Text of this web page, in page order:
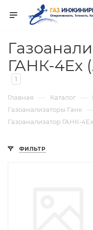
ГАНК-4Ex
1
Главная — Каталог —
Газоанализаторы Ганк
Газоанализатор ГАНК-
ФИЛЬТР